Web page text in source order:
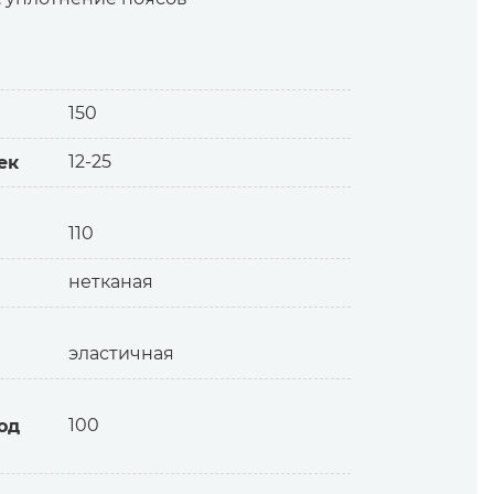
строчки.
150
12-25
110
нетканая
эластичная
100